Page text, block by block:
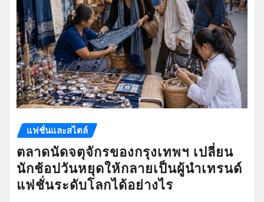
แฟชั่นและสไตล์
ตลาดนัดจตุจักรของกรุงเทพฯ เปลี่ยน
นักช้อปวันหยุดให้กลายเป็นผู้นำเทรนด์
แฟชั่นระดับโลกได้อย่างไร